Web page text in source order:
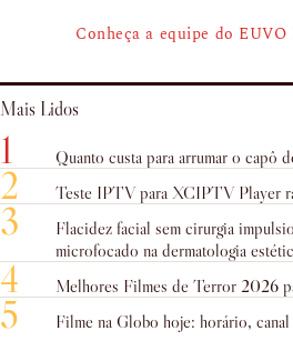
Conheça a equipe do EUVO
Mais Lidos
1 Quanto custa para arrumar o capô
2 Teste IPTV para XCIPTV Player
3
Flacidez facial sem cirurgia
microfocado na dermatologia
4 Melhores Filmes de Terror 2026
5 Filme na Globo hoje: horário,